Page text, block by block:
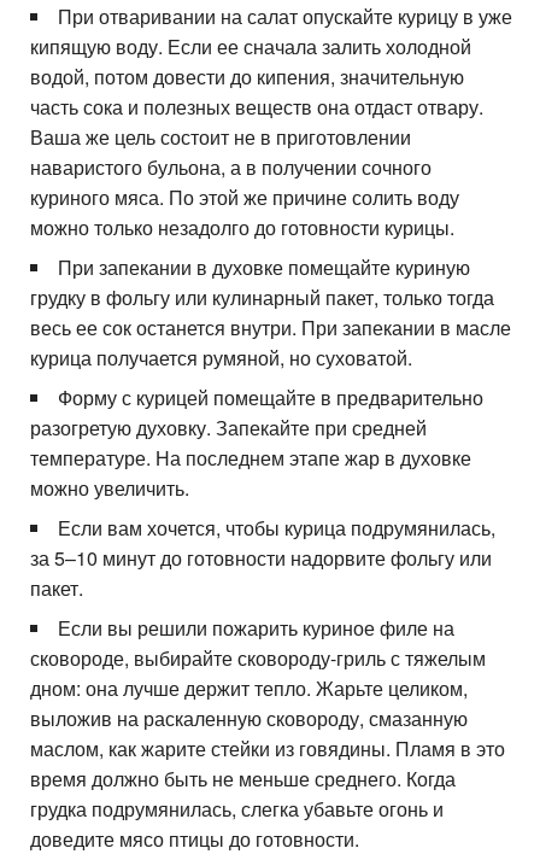
При отваривании на салат опускайте курицу в уже
кипящую воду. Если ее сначала залить холодной
водой, потом довести до кипения, значительную
часть сока и полезных веществ она отдаст отвару.
Ваша же цель состоит не в приготовлении
наваристого бульона, а в получении сочного
куриного мяса. По этой же причине солить воду
можно только незадолго до готовности курицы.
При запекании в духовке помещайте куриную
грудку в фольгу или кулинарный пакет, только тогда
весь ее сок останется внутри. При запекании в масле
курица получается румяной, но суховатой.
Форму с курицей помещайте в предварительно
разогретую духовку. Запекайте при средней
температуре. На последнем этапе жар в духовке
можно увеличить.
Если вам хочется, чтобы курица подрумянилась,
за 5–10 минут до готовности надорвите фольгу или
пакет.
Если вы решили пожарить куриное филе на
сковороде, выбирайте сковороду-гриль с тяжелым
дном: она лучше держит тепло. Жарьте целиком,
выложив на раскаленную сковороду, смазанную
маслом, как жарите стейки из говядины. Пламя в это
время должно быть не меньше среднего. Когда
грудка подрумянилась, слегка убавьте огонь и
доведите мясо птицы до готовности.